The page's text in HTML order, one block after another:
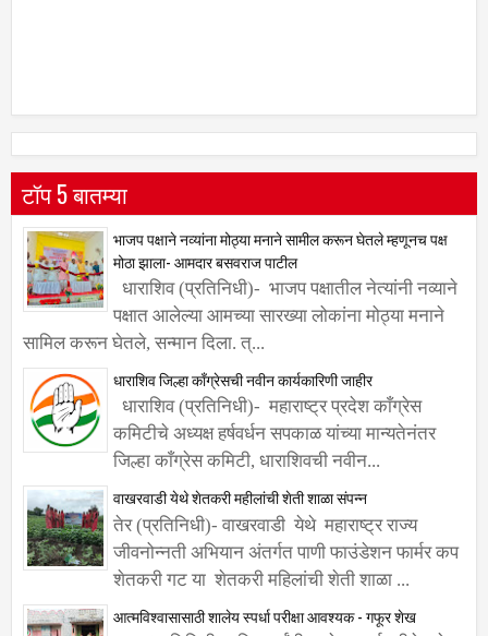
टॉप 5 बातम्या
भाजप पक्षाने नव्यांना मोठ्या मनाने सामील करून घेतले म्हणूनच पक्ष
मोठा झाला- आमदार बसवराज पाटील
धाराशिव (प्रतिनिधी)- भाजप पक्षातील नेत्यांनी नव्याने
पक्षात आलेल्या आमच्या सारख्या लोकांना मोठ्या मनाने
सामिल करून घेतले, सन्मान दिला. त्...
धाराशिव जिल्हा काँग्रेसची नवीन कार्यकारिणी जाहीर
धाराशिव (प्रतिनिधी)- महाराष्ट्र प्रदेश काँग्रेस
कमिटीचे अध्यक्ष हर्षवर्धन सपकाळ यांच्या मान्यतेनंतर
जिल्हा काँग्रेस कमिटी, धाराशिवची नवीन...
वाखरवाडी येथे शेतकरी महीलांची शेती शाळा संपन्न
तेर (प्रतिनिधी)- वाखरवाडी येथे महाराष्ट्र राज्य
जीवनोन्नती अभियान अंतर्गत पाणी फाउंडेशन फार्मर कप
शेतकरी गट या शेतकरी महिलांची शेती शाळा ...
आत्मविश्वासासाठी शालेय स्पर्धा परीक्षा आवश्यक - गफूर शेख